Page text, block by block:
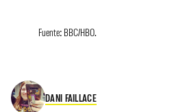
Fuente: BBC/HBO.
DANI FAILLACE